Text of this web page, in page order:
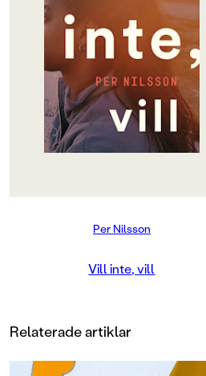
Jag är en duktig flicka. Alltså, jag är
schysst och ganska smart. Bra
betyg, sköter mig, bryr mig om
andra. Det är det jag menar med
duktig.
Duktig betyder inte tråkig. Duktig
betyder inte att jag är en liten mes.
Jag är en duktig flicka som en gång
huggit en kille i pungen med en
spetsig nyckel för att han tafsade på
glöm det.
Nadin, Liv, Amina, Adam och
omkring mig. Eller fanns. Eller
kommer att finnas.
Prisbelönade Per Nilsson är tillbaka
som bygger på verkliga händelser.
Per Nilsson
Vill inte, vill
Relaterade artiklar